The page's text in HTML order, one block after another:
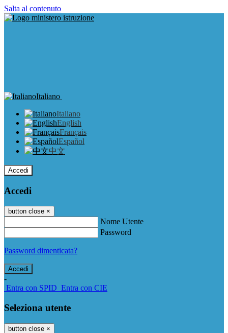
Salta al contenuto
Italiano
Italiano
English
Français
Español
中文
Accedi
Accedi
button close ×
Nome Utente
Password
Password dimenticata?
-
Entra con SPID Entra con CIE
Seleziona utente
button close ×